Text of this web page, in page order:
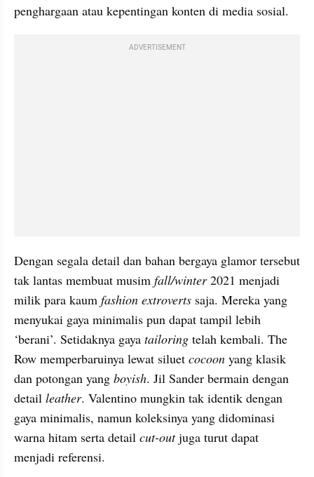
penghargaan atau kepentingan konten di media sosial.
ADVERTISEMENT
Dengan segala detail dan bahan bergaya glamor tersebut
tak lantas membuat musim fall/winter 2021 menjadi
milik para kaum fashion extroverts saja. Mereka yang
menyukai gaya minimalis pun dapat tampil lebih
‘berani’. Setidaknya gaya tailoring telah kembali. The
Row memperbaruinya lewat siluet cocoon yang klasik
dan potongan yang boyish. Jil Sander bermain dengan
detail leather. Valentino mungkin tak identik dengan
gaya minimalis, namun koleksinya yang didominasi
warna hitam serta detail cut-out juga turut dapat
menjadi referensi.